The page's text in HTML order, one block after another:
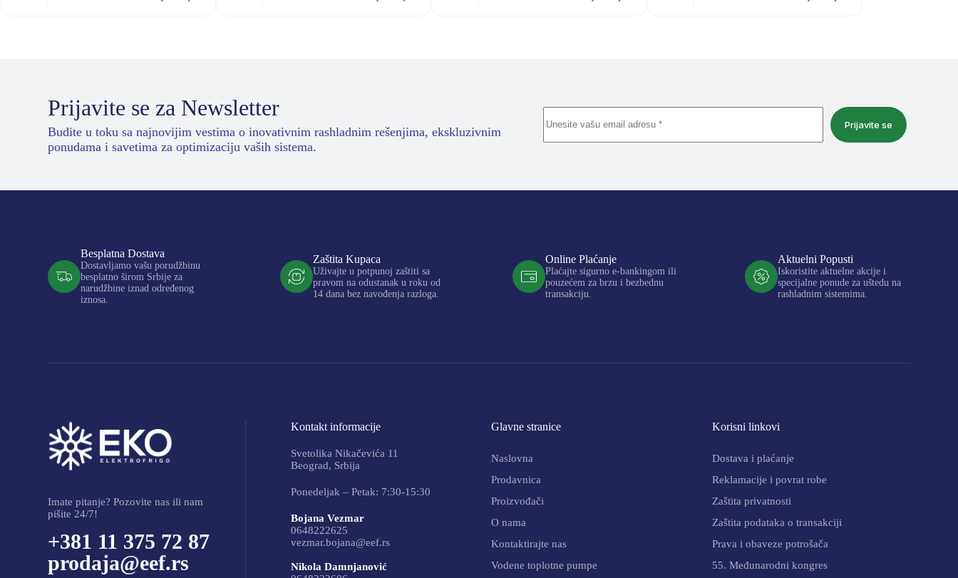
Prijavite se za Newsletter
Budite u toku sa najnovijim vestima o inovativnim rashladnim rešenjima, ekskluzivnim
ponudama i savetima za optimizaciju vaših sistema.
Prijavite se
Besplatna Dostava
Dostavljamo vašu porudžbinu
besplatno širom Srbije za
narudžbine iznad određenog
iznosa.
Zaštita Kupaca
Uživajte u potpunoj zaštiti sa
pravom na odustanak u roku od
14 dana bez navođenja razloga.
Online Plaćanje
Plaćajte sigurno e-bankingom ili
pouzećem za brzu i bezbednu
transakciju.
Aktuelni Popusti
Iskoristite aktuelne akcije i
specijalne ponude za uštedu na
rashladnim sistemima.
Imate pitanje? Pozovite nas ili nam
pišite 24/7!
+381 11 375 72 87
prodaja@eef.rs
Kontakt informacije
Svetolika Nikačevića 11
Beograd, Srbija
Ponedeljak – Petak: 7:30-15:30
Bojana Vezmar
0648222625
vezmar.bojana@eef.rs
Nikola Damnjanović
Glavne stranice
Naslovna
Prodavnica
Proizvođači
O nama
Kontaktirajte nas
Vodene toplotne pumpe
Korisni linkovi
Dostava i plaćanje
Reklamacije i povrat robe
Zaštita privatnosti
Zaštita podataka o transakciji
Prava i obaveze potrošača
55. Međunarodni kongres